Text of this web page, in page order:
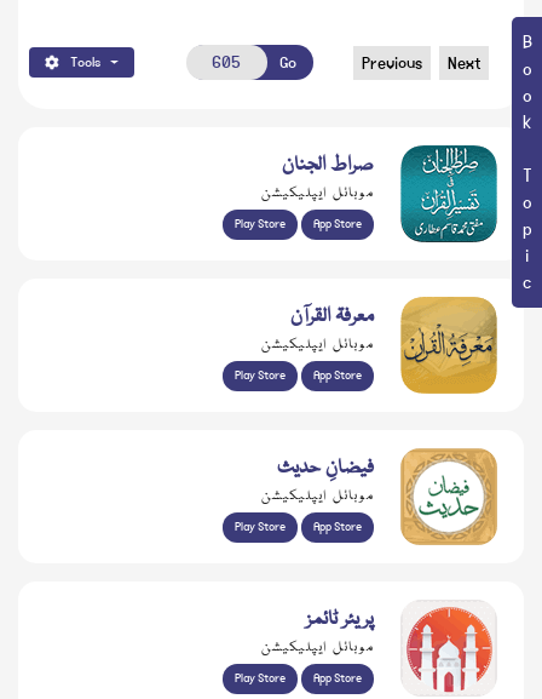
Book Topic
Tools Go Previous Next
صراط الجنان
موبائل ایپلیکیشن
Play Store App Store
معرفۃ القرآن
موبائل ایپلیکیشن
Play Store App Store
فیضانِ حدیث
موبائل ایپلیکیشن
Play Store App Store
پریئر ٹائمز
موبائل ایپلیکیشن
Play Store App Store